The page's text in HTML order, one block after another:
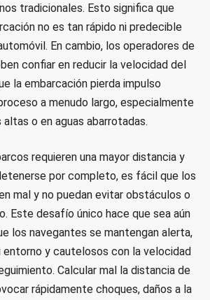
tradicionales. Esto significa que
no es tan rápido ni predecible
En cambio, los operadores de
confiar en reducir la velocidad del
la embarcación pierda impulso
a menudo largo, especialmente
o en aguas abarrotadas.
requieren una mayor distancia y
por completo, es fácil que los
mal y no puedan evitar obstáculos o
Este desafío único hace que sea aún
los navegantes se mantengan alerta,
y cautelosos con la velocidad
Calcular mal la distancia de
rápidamente choques, daños a la